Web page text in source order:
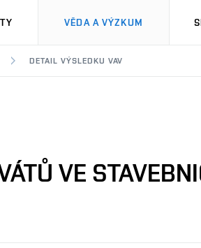
VĚDA A VÝZKUM
DETAIL VÝSLEDKU VAV
VE